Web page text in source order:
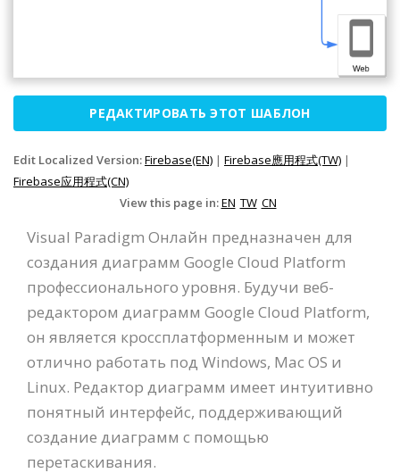
РЕДАКТИРОВАТЬ ЭТОТ ШАБЛОН
Edit Localized Version:Firebase(EN) | Firebase應用程式(TW) |
Firebase应用程式(CN)
View this page in:EN TW CN
Visual Paradigm Онлайн предназначен для
создания диаграмм Google Cloud Platform
профессионального уровня. Будучи веб-
редактором диаграмм Google Cloud Platform,
он является кроссплатформенным и может
отлично работать под Windows, Mac OS и
Linux. Редактор диаграмм имеет интуитивно
понятный интерфейс, поддерживающий
создание диаграмм с помощью
перетаскивания.